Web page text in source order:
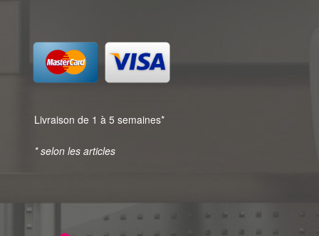
Livraison de 1 à 5 semaines*
* selon les articles